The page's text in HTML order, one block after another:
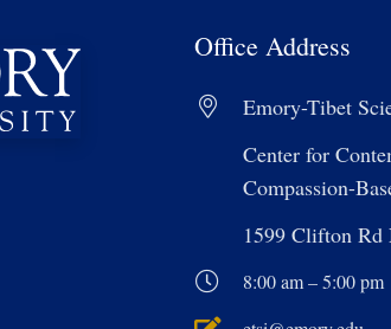
Office Address
Emory-Tibet
Center for
Compassion-
1599 Clifton
8:00 am – 5:00 pm